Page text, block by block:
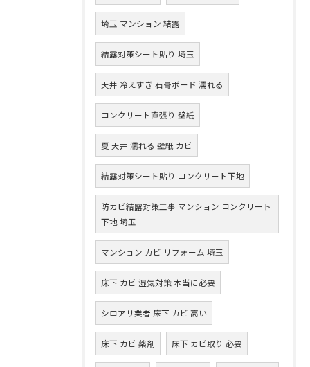
埼玉 マンション 結露
結露対策シート貼り 埼玉
天井 冷えすぎ 石膏ボード 濡れる
コンクリート直張り 壁紙
夏 天井 濡れる 壁紙 カビ
結露対策シート貼り コンクリート下地
防カビ結露対策工事 マンション コンクリート
下地 埼玉
マンション カビ リフォーム 埼玉
床下 カビ 湿気対策 本当に必要
シロアリ業者 床下 カビ 高い
床下 カビ 薬剤 床下 カビ取り 必要